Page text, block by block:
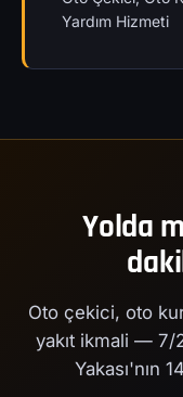
Yardım Hizmeti
Yolda
Oto çekici, oto
yakıt ikmali — 7/
Yakası'nın